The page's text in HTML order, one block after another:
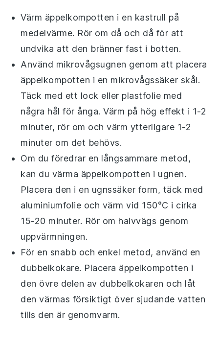
Värm äppelkompotten i en kastrull på
medelvärme. Rör om då och då för att
undvika att den bränner fast i botten.
Använd mikrovågsugnen genom att placera
äppelkompotten i en mikrovågssäker skål.
Täck med ett lock eller plastfolie med
några hål för ånga. Värm på hög effekt i 1-2
minuter, rör om och värm ytterligare 1-2
minuter om det behövs.
Om du föredrar en långsammare metod,
kan du värma äppelkompotten i ugnen.
Placera den i en ugnssäker form, täck med
aluminiumfolie och värm vid 150°C i cirka
15-20 minuter. Rör om halvvägs genom
uppvärmningen.
För en snabb och enkel metod, använd en
dubbelkokare. Placera äppelkompotten i
den övre delen av dubbelkokaren och låt
den värmas försiktigt över sjudande vatten
tills den är genomvarm.